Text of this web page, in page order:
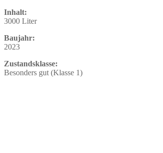
Inhalt:
3000 Liter
Baujahr:
2023
Zustandsklasse:
Besonders gut (Klasse 1)